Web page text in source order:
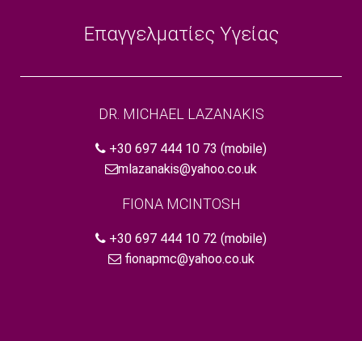
Επαγγελματίες Υγείας
DR. MICHAEL LAZANAKIS
+30 697 444 10 73 (mobile)
mlazanakis@yahoo.co.uk
FIONA MCINTOSH
+30 697 444 10 72 (mobile)
fionapmc@yahoo.co.uk